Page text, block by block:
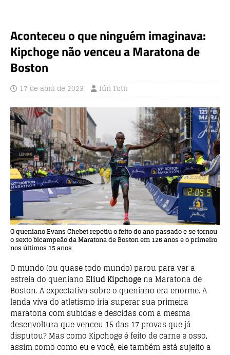
Aconteceu o que ninguém imaginava:
Kipchoge não venceu a Maratona de
Boston
17 de abril de 2023 Iúri Totti
O queniano Evans Chebet repetiu o feito do ano passado e se tornou
o sexto bicampeão da Maratona de Boston em 126 anos e o primeiro
nos últimos 15 anos
O mundo (ou quase todo mundo) parou para ver a
estreia do queniano Eliud Kipchoge na Maratona de
Boston. A expectativa sobre o queniano era enorme. A
lenda viva do atletismo iria superar sua primeira
maratona com subidas e descidas com a mesma
desenvoltura que venceu 15 das 17 provas que já
disputou? Mas como Kipchoge é feito de carne e osso,
assim como como eu e você, ele também está sujeito a